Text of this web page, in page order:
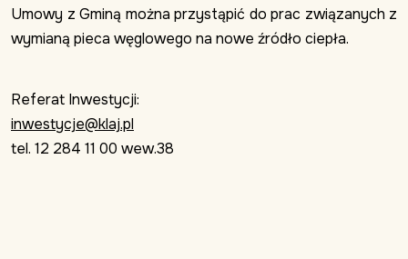
Umowy z Gminą można przystąpić do prac związanych z
wymianą pieca węglowego na nowe źródło ciepła.
Referat Inwestycji:
inwestycje@klaj.pl
tel. 12 284 11 00 wew.38